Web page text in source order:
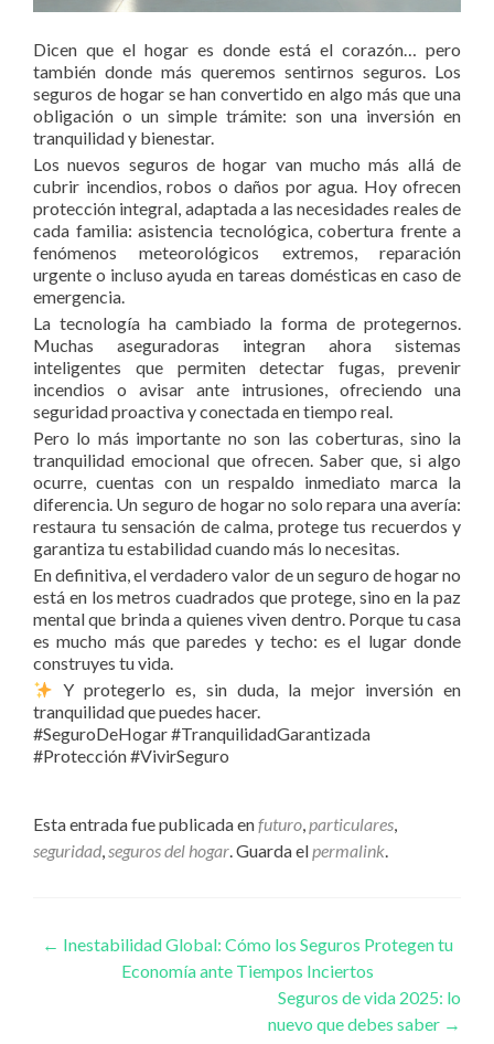
Dicen que el hogar es donde está el corazón… pero
también donde más queremos sentirnos seguros. Los
seguros de hogar se han convertido en algo más que una
obligación o un simple trámite: son una inversión en
tranquilidad y bienestar.
Los nuevos seguros de hogar van mucho más allá de
cubrir incendios, robos o daños por agua. Hoy ofrecen
protección integral, adaptada a las necesidades reales de
cada familia: asistencia tecnológica, cobertura frente a
fenómenos meteorológicos extremos, reparación
urgente o incluso ayuda en tareas domésticas en caso de
emergencia.
La tecnología ha cambiado la forma de protegernos.
Muchas aseguradoras integran ahora sistemas
inteligentes que permiten detectar fugas, prevenir
incendios o avisar ante intrusiones, ofreciendo una
seguridad proactiva y conectada en tiempo real.
Pero lo más importante no son las coberturas, sino la
tranquilidad emocional que ofrecen. Saber que, si algo
ocurre, cuentas con un respaldo inmediato marca la
diferencia. Un seguro de hogar no solo repara una avería:
restaura tu sensación de calma, protege tus recuerdos y
garantiza tu estabilidad cuando más lo necesitas.
En definitiva, el verdadero valor de un seguro de hogar no
está en los metros cuadrados que protege, sino en la paz
mental que brinda a quienes viven dentro. Porque tu casa
es mucho más que paredes y techo: es el lugar donde
construyes tu vida.
Y protegerlo es, sin duda, la mejor inversión en
tranquilidad que puedes hacer.
#SeguroDeHogar #TranquilidadGarantizada
#Protección #VivirSeguro
Esta entrada fue publicada enfuturo,particulares,
seguridad,seguros del hogar. Guarda elpermalink.
Navegación de entradas
← Inestabilidad Global: Cómo los Seguros Protegen tu
Economía ante Tiempos Inciertos
Seguros de vida 2025: lo
nuevo que debes saber →